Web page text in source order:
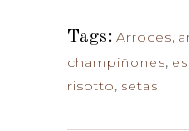
Tags: Arroces,
champiñones,
risotto, setas